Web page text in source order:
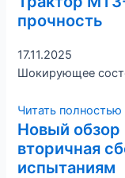
прочность
17.11.2025
Шокирующее
Читать полностью
Новый
вторичная
испытаниям